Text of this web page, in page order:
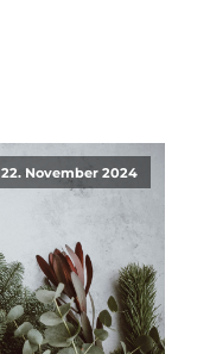
22. November 2024